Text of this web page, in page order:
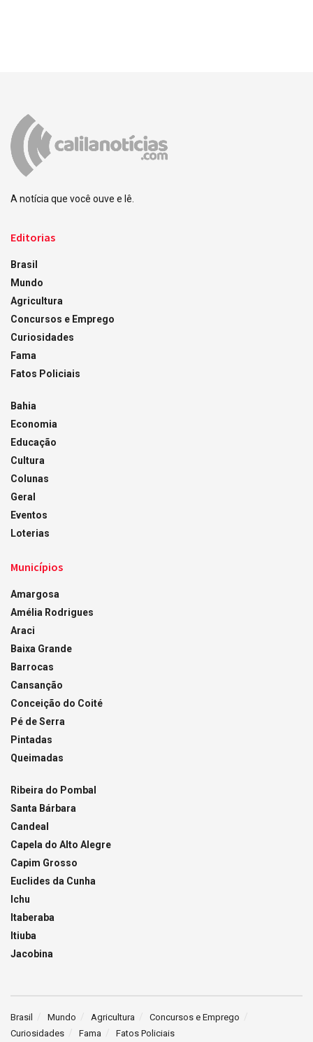
A notícia que você ouve e lê.
Editorias
Brasil
Mundo
Agricultura
Concursos e Emprego
Curiosidades
Fama
Fatos Policiais
Bahia
Economia
Educação
Cultura
Colunas
Geral
Eventos
Loterias
Municípios
Amargosa
Amélia Rodrigues
Araci
Baixa Grande
Barrocas
Cansanção
Conceição do Coité
Pé de Serra
Pintadas
Queimadas
Ribeira do Pombal
Santa Bárbara
Candeal
Capela do Alto Alegre
Capim Grosso
Euclides da Cunha
Ichu
Itaberaba
Itiuba
Jacobina
Brasil Mundo Agricultura
Concursos e Emprego
Curiosidades
Fama Fatos Policiais